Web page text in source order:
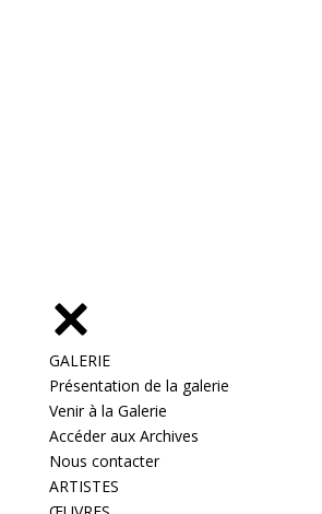
GALERIE
Présentation de la galerie
Venir à la Galerie
Accéder aux Archives
Nous contacter
ARTISTES